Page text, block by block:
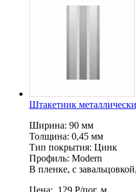
Штакетник
Ширина: 90 мм
Толщина: 0,45 мм
Тип покрытия: Цинк
Профиль: Modern
В пленке, c
Цена: 129 Р/пог. м.